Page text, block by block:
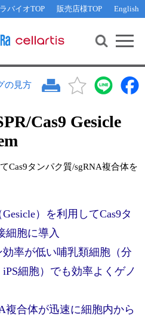
バイオTOP 販売店様TOP English
相談
イトの検索
設計
ーター法）
列ダウンロード
い合わせ WEB会員登録
の見方
Cas9 Gesicle
Cas9タンパク質/sgRNA複合体を
）を利用してCas9タ
細胞に導入
効率が低い哺乳類細胞（分
細胞）でも効率よくゲノ
複合体が迅速に細胞内から